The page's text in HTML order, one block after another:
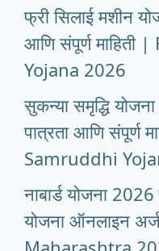
फ्री सिलाई मशीन
आणि संपूर्ण
Yojana 2026
सुकन्या समृद्धि
पात्रता आणि संपूर्ण
Samruddhi
नाबार्ड योजना 2026
योजना ऑनलाइन